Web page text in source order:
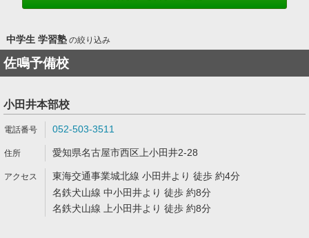
中学生 学習塾の絞り込み
佐鳴予備校
小田井本部校
052-503-3511
愛知県名古屋市西区上小田井2-28
東海交通事業城北線 小田井より 徒歩 約4分
名鉄犬山線 中小田井より 徒歩 約8分
名鉄犬山線 上小田井より 徒歩 約8分